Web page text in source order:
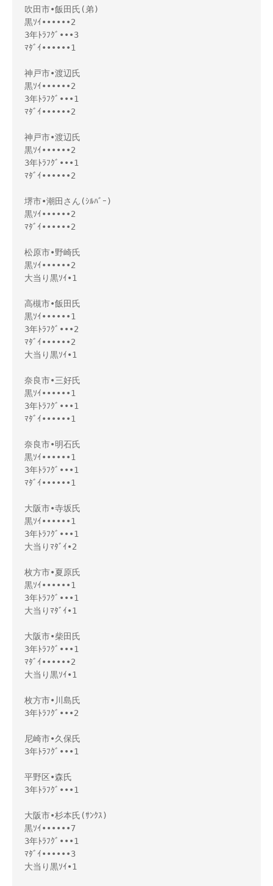
吹田市•飯田氏(弟)
黒ｿｲ••••••2
3年ﾄﾗﾌｸﾞ•••3
ﾏﾀﾞｲ••••••1
神戸市•渡辺氏
黒ｿｲ••••••2
3年ﾄﾗﾌｸﾞ•••1
ﾏﾀﾞｲ••••••2
神戸市•渡辺氏
黒ｿｲ••••••2
3年ﾄﾗﾌｸﾞ•••1
ﾏﾀﾞｲ••••••2
堺市•潮田さん(ｼﾙﾊﾞｰ)
黒ｿｲ••••••2
ﾏﾀﾞｲ••••••2
松原市•野崎氏
黒ｿｲ••••••2
大当り黒ｿｲ•1
高槻市•飯田氏
黒ｿｲ••••••1
3年ﾄﾗﾌｸﾞ•••2
ﾏﾀﾞｲ••••••2
大当り黒ｿｲ•1
奈良市•三好氏
黒ｿｲ••••••1
3年ﾄﾗﾌｸﾞ•••1
ﾏﾀﾞｲ••••••1
奈良市•明石氏
黒ｿｲ••••••1
3年ﾄﾗﾌｸﾞ•••1
ﾏﾀﾞｲ••••••1
大阪市•寺坂氏
黒ｿｲ••••••1
3年ﾄﾗﾌｸﾞ•••1
大当りﾏﾀﾞｲ•2
枚方市•夏原氏
黒ｿｲ••••••1
3年ﾄﾗﾌｸﾞ•••1
大当りﾏﾀﾞｲ•1
大阪市•柴田氏
3年ﾄﾗﾌｸﾞ•••1
ﾏﾀﾞｲ••••••2
大当り黒ｿｲ•1
枚方市•川島氏
3年ﾄﾗﾌｸﾞ•••2
尼崎市•久保氏
3年ﾄﾗﾌｸﾞ•••1
平野区•森氏
3年ﾄﾗﾌｸﾞ•••1
大阪市•杉本氏(ｻﾝｸｽ)
黒ｿｲ••••••7
3年ﾄﾗﾌｸﾞ•••1
ﾏﾀﾞｲ••••••3
大当り黒ｿｲ•1